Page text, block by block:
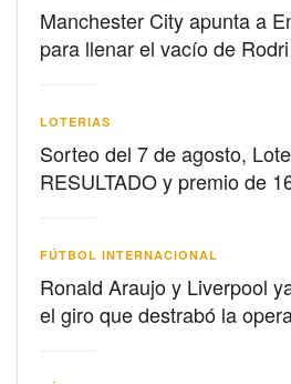
Manchester City apunta a
para llenar el vacío de Rodri
LOTERIAS
Sorteo del 7 de agosto,
RESULTADO y premio de
FÚTBOL INTERNACIONAL
Ronald Araujo y Liverpool
el giro que destrabó la